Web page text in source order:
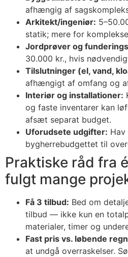
afhængig af
Arkitekt/ingeniør:
statik; mere for
Jordprøver og
30.000 kr., hvis
Tilslutninger (el, vand,
afhængigt af omfang og
Interiør og installationer:
og faste inventarer kan
afsæt separat budget.
Uforudsete udgifter: Hav
bygherrebudgettet til
Praktiske råd fra
fulgt mange
Få 3 tilbud: Bed om
tilbud — ikke kun en
materialer, timer og
Fast pris vs. løbende
at undgå overraskelser.